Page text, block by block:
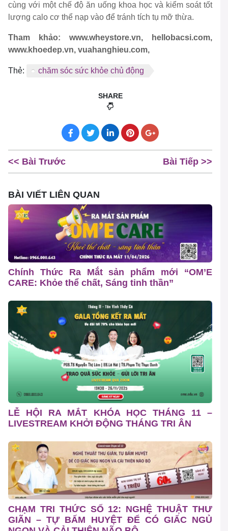
cùng với một chế độ ăn uống khoa học và kiểm soát tốt
lượng calo cơ thể nạp vào để tránh tích tụ mỡ thừa.
Tham khảo: www.wheystore.vn, hellobacsi.com,
www.khoedep.vn, vuahanghieu.com,
Thẻ: chăm sóc sức khỏe chủ động
SHARE
<< Bài Trước Bài Tiếp >>
BÀI VIẾT LIÊN QUAN
Chính Thức Ra Mắt sản phẩm mới “OM’E
CARE: Khỏe thể chất, Sáng tinh thần”
LỄ HỘI RA MẮT KHÓA HỌC THÁNG 11 –
LIVESTREAM KHỞI ĐỘNG THÁNG TRI ÂN
CHẠM TRI THỨC SỐ 12: NGHỆ THUẬT THƯ
GIÃN – TỰ BẤM HUYỆT ĐỂ CÓ GIẤC NGỦ